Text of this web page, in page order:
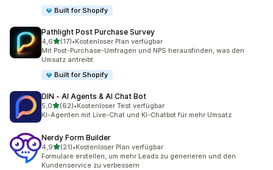
Built for Shopify
Pathlight Post Purchase Survey
4,6von 5 Sternen
(17)
17 Rezensionen insgesamt
•Kostenloser Plan verfügbar
Mit Post-Purchase-Umfragen und NPS herausfinden, was den
Umsatz antreibt
Built for Shopify
DIN ‑ AI Agents & AI Chat Bot
5,0von 5 Sternen
(62)
62 Rezensionen insgesamt
•Kostenloser Test verfügbar
KI-Agenten mit Live-Chat und KI-Chatbot für mehr Umsatz
Nerdy Form Builder
4,9von 5 Sternen
(21)
21 Rezensionen insgesamt
•Kostenloser Plan verfügbar
Formulare erstellen, um mehr Leads zu generieren und den
Kundenservice zu verbessern